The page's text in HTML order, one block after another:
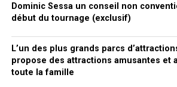
Dominic Sessa un conseil non
début du tournage (exclusif)
L’un des plus grands parcs
propose des attractions amusantes et
toute la famille